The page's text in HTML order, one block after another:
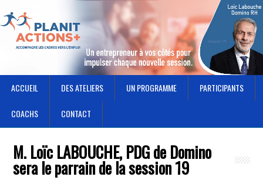
ACCUEIL DES ATELIERS UN PROGRAMME PARTICIPANTS
COACHS CONTACT
M. Loïc LABOUCHE, PDG de Domino
sera le parrain de la session 19